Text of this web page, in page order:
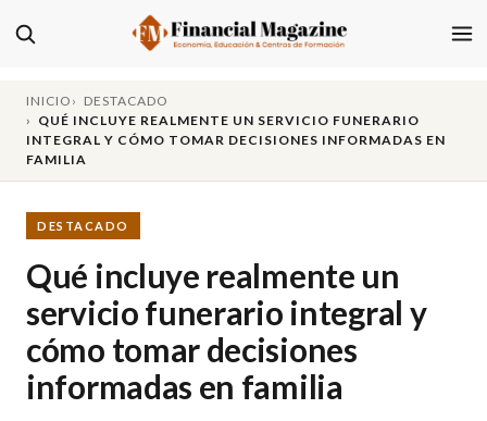
INICIO
DESTACADO
QUÉ INCLUYE REALMENTE UN SERVICIO FUNERARIO
INTEGRAL Y CÓMO TOMAR DECISIONES INFORMADAS EN
FAMILIA
DESTACADO
Qué incluye realmente un
servicio funerario integral y
cómo tomar decisiones
informadas en familia